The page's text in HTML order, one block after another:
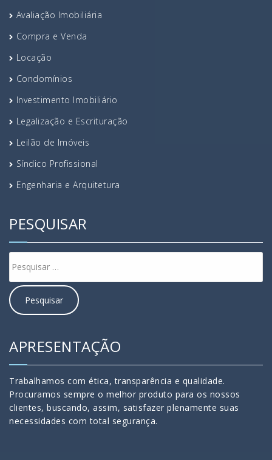
Avaliação Imobiliária
Compra e Venda
Locação
Condomínios
Investimento Imobiliário
Legalização e Escrituração
Leilão de Imóveis
Síndico Profissional
Engenharia e Arquitetura
PESQUISAR
APRESENTAÇÃO
Trabalhamos com ética, transparência e qualidade.
Procuramos sempre o melhor produto para os nossos
clientes, buscando, assim, satisfazer plenamente suas
necessidades com total segurança.